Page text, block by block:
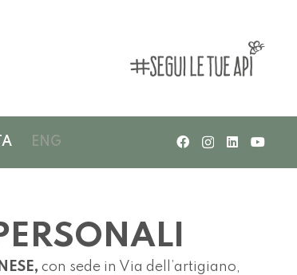
ENG
con sede in Via dell’artigiano,